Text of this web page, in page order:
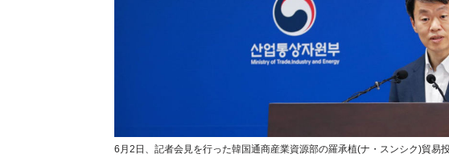
6月2日、記者会見を行った韓国通商産業資源部の羅承植(ナ・スンシク)貿易